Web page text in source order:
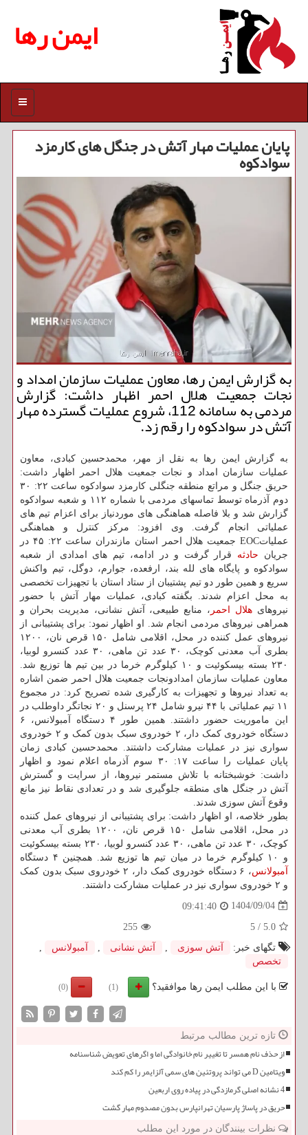
ایمن رها
منو
پایان عملیات مهار آتش در جنگل های کارمزد
سوادکوه
به گزارش ایمن رها، معاون عملیات سازمان امداد و
نجات جمعیت هلال احمر اظهار داشت: گزارش
مردمی به سامانه 112، شروع عملیات گسترده مهار
آتش در سوادکوه را رقم زد.
به گزارش ایمن رها به نقل از مهر، محمدحسین کبادی، معاون
عملیات سازمان امداد و نجات جمعیت هلال احمر اظهار داشت:
حریق جنگل و مراتع منطقه جنگلی کارمزد سوادکوه ساعت ۲۲: ۳۰
دوم آذرماه توسط تماسهای مردمی با شماره ۱۱۲ و شعبه سوادکوه
گزارش شد و بلا فاصله هماهنگی های موردنیاز برای اعزام تیم های
عملیاتی انجام گرفت. وی افزود: مرکز کنترل و هماهنگی
عملیاتEOC جمعیت هلال احمر استان مازندران ساعت ۲۲: ۴۵ در
جریان حادثه قرار گرفت و در ادامه، تیم های امدادی از شعبه
سوادکوه و پایگاه های لله بند، ارفعده، جوارم، دوگل، تیم واکنش
سریع و همین طور دو تیم پشتیبان از ستاد استان با تجهیزات تخصصی
به محل اعزام شدند. بگفته کبادی، عملیات مهار آتش با حضور
نیروهای هلال احمر ، منابع طبیعی، آتش نشانی، مدیریت بحران و
همراهی نیروهای مردمی انجام شد. او اظهار نمود: برای پشتیبانی از
نیروهای عمل کننده در محل، اقلامی شامل ۱۵۰ قرص نان، ۱۲۰۰
بطری آب معدنی کوچک، ۳۰ عدد تن ماهی، ۳۰ عدد کنسرو لوبیا،
۲۳۰ بسته بیسکوئیت و ۱۰ کیلوگرم خرما در بین تیم ها توزیع شد.
معاون عملیات سازمان امدادونجات جمعیت هلال احمر ضمن اشاره
به تعداد نیروها و تجهیزات به کارگیری شده تصریح کرد: در مجموع
۱۱ تیم عملیاتی با ۴۴ نیرو شامل ۲۴ پرسنل و ۲۰ نجاتگر داوطلب در
این ماموریت حضور داشتند. همین طور ۴ دستگاه آمبولانس، ۶
دستگاه خودروی کمک دار، ۲ خودروی سبک بدون کمک و ۲ خودروی
سواری نیز در عملیات مشارکت داشتند. محمدحسین کبادی زمان
پایان عملیات را ساعت ۱۷: ۳۰ سوم آذرماه اعلام نمود و اظهار
داشت: خوشبختانه با تلاش مستمر نیروها، از سرایت و گسترش
آتش در جنگل های منطقه جلوگیری شد و در تعدادی نقاط نیز مانع
وقوع آتش سوزی شدند.
بطور خلاصه، او اظهار داشت: برای پشتیبانی از نیروهای عمل کننده
در محل، اقلامی شامل ۱۵۰ قرص نان، ۱۲۰۰ بطری آب معدنی
کوچک، ۳۰ عدد تن ماهی، ۳۰ عدد کنسرو لوبیا، ۲۳۰ بسته بیسکوئیت
و ۱۰ کیلوگرم خرما در میان تیم ها توزیع شد. همچنین ۴ دستگاه
آمبولانس
، ۶ دستگاه خودروی کمک دار، ۲ خودروی سبک بدون کمک
و ۲ خودروی سواری نیز در عملیات مشارکت داشتند.
1404/09/04
09:41:40
5.0
/
5
255
تگهای خبر:
آتش سوزی , آتش نشانی , آمبولانس
,
تخصص
با این مطلب ایمن رها موافقید؟ (1)
(0)
تازه ترین مطالب مرتبط
از حذف نام همسر تا تغییر نام خانوادگی اما و اگرهای تعویض شناسنامه
ویتامین D می تواند پروتئین های سمی آلزایمر را کم کند
4 نشانه اصلی گرمازدگی در پیاده روی اربعین
حریق در پاساژ پارسیان تهرانپارس بدون مصدوم مهار گشت
نظرات بینندگان در مورد این مطلب